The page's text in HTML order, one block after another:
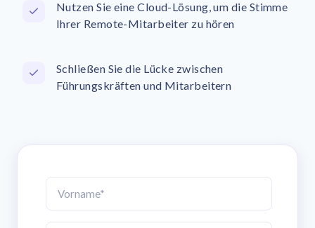
Nutzen Sie eine Cloud-Lösung, um die Stimme
Ihrer Remote-Mitarbeiter zu hören
Schließen Sie die Lücke zwischen
Führungskräften und Mitarbeitern